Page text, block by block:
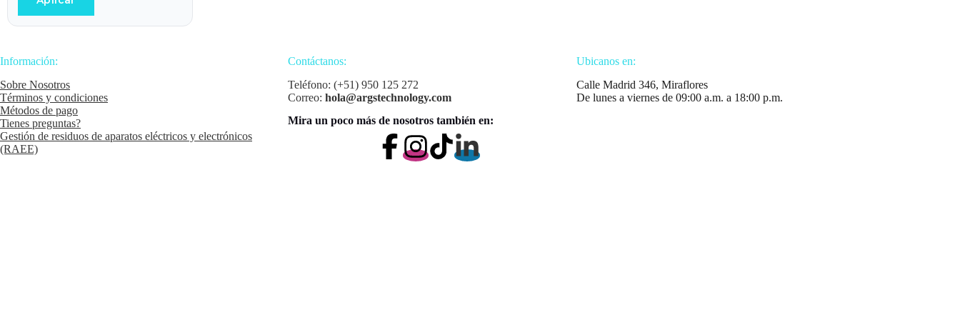
Información:
Sobre Nosotros
Términos y condiciones
Métodos de pago
Tienes preguntas?
Gestión de residuos de aparatos eléctricos y electrónicos
(RAEE)
Contáctanos:
Teléfono: (+51) 950 125 272
Correo:hola@argstechnology.com
Mira un poco más de nosotros también en:
Ubicanos en:
Calle Madrid 346, Miraflores
De lunes a viernes de 09:00 a.m. a 18:00 p.m.